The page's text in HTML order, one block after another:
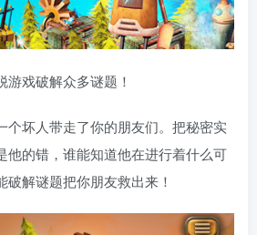
戏破解众多谜题！
个坏人带走了你的朋友们。把秘密实
他的错，谁能知道他在进行着什么可
解谜题把你朋友救出来！